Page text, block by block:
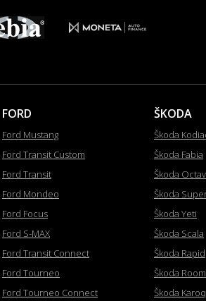
FORD
Ford Mustang
Ford Transit Custom
Ford Transit
Ford Mondeo
Ford Focus
Ford S-MAX
Ford Transit Connect
Ford Tourneo
Ford Tourneo Connect
ŠKODA
Škoda
Škoda Fabia
Škoda
Škoda
Škoda Yeti
Škoda Scala
Škoda Rapid
Škoda
Škoda Karoq